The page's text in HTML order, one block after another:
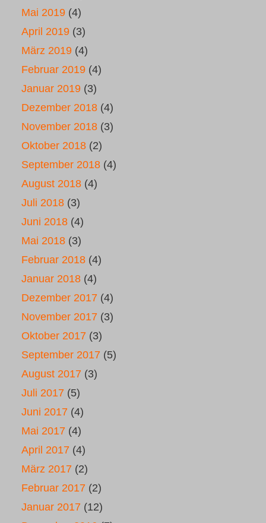
Mai 2019 (4)
April 2019 (3)
März 2019 (4)
Februar 2019 (4)
Januar 2019 (3)
Dezember 2018 (4)
November 2018 (3)
Oktober 2018 (2)
September 2018 (4)
August 2018 (4)
Juli 2018 (3)
Juni 2018 (4)
Mai 2018 (3)
Februar 2018 (4)
Januar 2018 (4)
Dezember 2017 (4)
November 2017 (3)
Oktober 2017 (3)
September 2017 (5)
August 2017 (3)
Juli 2017 (5)
Juni 2017 (4)
Mai 2017 (4)
April 2017 (4)
März 2017 (2)
Februar 2017 (2)
Januar 2017 (12)